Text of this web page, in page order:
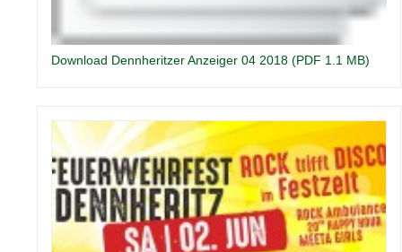
Download Dennheritzer Anzeiger 04 2018 (PDF 1.1 MB)